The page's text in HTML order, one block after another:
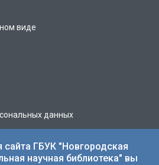
виде
данных
ГБУК "Новгородская
научная библиотека" вы